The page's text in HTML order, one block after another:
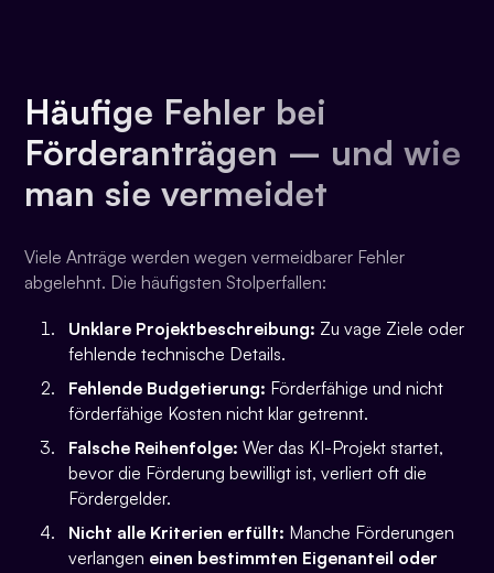
Häufige Fehler bei
Förderanträgen – und wie
man sie vermeidet
Viele Anträge werden wegen vermeidbarer Fehler
abgelehnt. Die häufigsten Stolperfallen:
Unklare Projektbeschreibung: Zu vage Ziele oder
fehlende technische Details.
Fehlende Budgetierung: Förderfähige und nicht
förderfähige Kosten nicht klar getrennt.
Falsche Reihenfolge: Wer das KI-Projekt startet,
bevor die Förderung bewilligt ist, verliert oft die
Fördergelder.
Nicht alle Kriterien erfüllt: Manche Förderungen
verlangen einen bestimmten Eigenanteil oder